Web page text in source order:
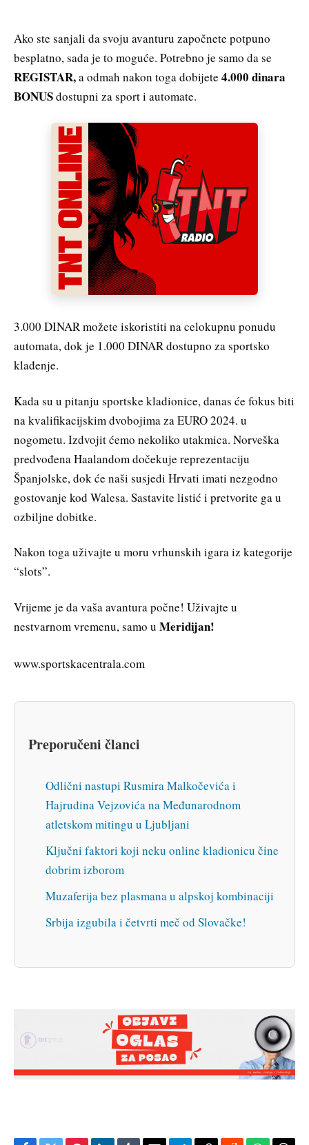
Ako ste sanjali da svoju avanturu započnete potpuno
besplatno, sada je to moguće. Potrebno je samo da se
REGISTAR,a odmah nakon toga dobijete 4.000 dinara
BONUSdostupni za sport i automate.
3.000 DINAR možete iskoristiti na celokupnu ponudu
automata, dok je 1.000 DINAR dostupno za sportsko
klađenje.
Kada su u pitanju sportske kladionice, danas će fokus biti
na kvalifikacijskim dvobojima za EURO 2024. u
nogometu. Izdvojit ćemo nekoliko utakmica. Norveška
predvođena Haalandom dočekuje reprezentaciju
Španjolske, dok će naši susjedi Hrvati imati nezgodno
gostovanje kod Walesa. Sastavite listić i pretvorite ga u
ozbiljne dobitke.
Nakon toga uživajte u moru vrhunskih igara iz kategorije
“slots”.
Vrijeme je da vaša avantura počne! Uživajte u
nestvarnom vremenu, samo u Meridijan!
www.sportskacentrala.com
Preporučeni članci
Odlični nastupi Rusmira Malkočevića i
Hajrudina Vejzovića na Međunarodnom
atletskom mitingu u Ljubljani
Ključni faktori koji neku online kladionicu čine
dobrim izborom
Muzaferija bez plasmana u alpskoj kombinaciji
Srbija izgubila i četvrti meč od Slovačke!